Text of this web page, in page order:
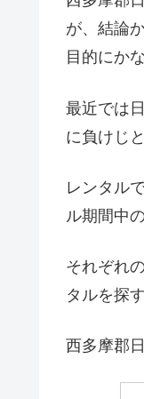
が、結論
目的にか
最近では
に負けじ
レンタル
ル期間中
それぞれ
タルを探
西多摩郡